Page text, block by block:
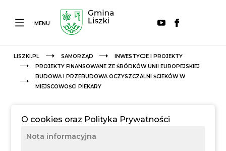
MENU
LISZKI.PL SAMORZĄD
INWESTYCJE I PROJEKTY
PROJEKTY FINANSOWANE ZE ŚRÓDKÓW UNII EUROPEJSKIEJ
BUDOWA I PRZEBUDOWA OCZYSZCZALNI ŚCIEKÓW W
MIEJSCOWOŚCI PIEKARY
O cookies oraz Polityka Prywatności
Nota informacyjna